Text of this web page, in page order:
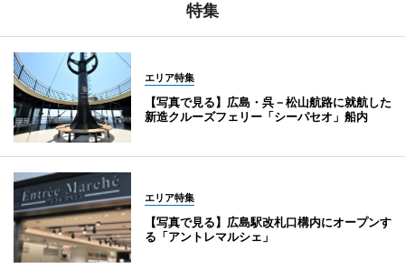
特集
エリア特集
【写真で見る】広島・呉－松山航路に就航した
新造クルーズフェリー「シーパセオ」船内
エリア特集
【写真で見る】広島駅改札口構内にオープンす
る「アントレマルシェ」